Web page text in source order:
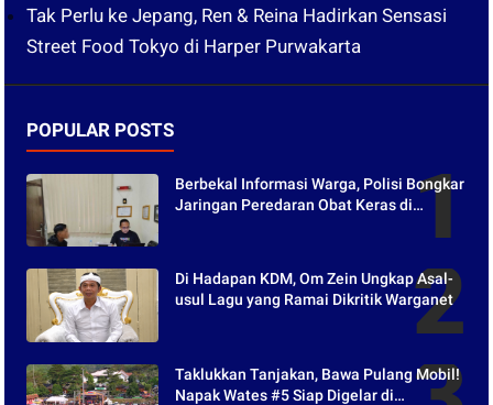
Tak Perlu ke Jepang, Ren & Reina Hadirkan Sensasi
Street Food Tokyo di Harper Purwakarta
POPULAR POSTS
Berbekal Informasi Warga, Polisi Bongkar
Jaringan Peredaran Obat Keras di
Di Hadapan KDM, Om Zein Ungkap Asal-
usul Lagu yang Ramai Dikritik Warganet
Taklukkan Tanjakan, Bawa Pulang Mobil!
Napak Wates #5 Siap Digelar di